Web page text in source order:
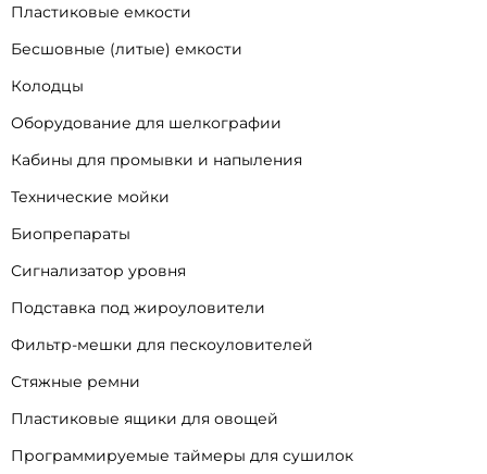
Пластиковые емкости
Бесшовные (литые) емкости
Колодцы
Оборудование для шелкографии
Кабины для промывки и напыления
Технические мойки
Биопрепараты
Сигнализатор уровня
Подставка под жироуловители
Фильтр-мешки для пескоуловителей
Стяжные ремни
Пластиковые ящики для овощей
Программируемые таймеры для сушилок